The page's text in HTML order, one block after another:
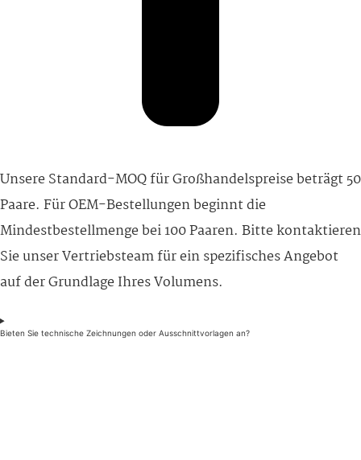
Unsere Standard-MOQ für Großhandelspreise beträgt 50
Paare. Für OEM-Bestellungen beginnt die
Mindestbestellmenge bei 100 Paaren. Bitte kontaktieren
Sie unser Vertriebsteam für ein spezifisches Angebot
auf der Grundlage Ihres Volumens.
Bieten Sie technische Zeichnungen oder Ausschnittvorlagen an?